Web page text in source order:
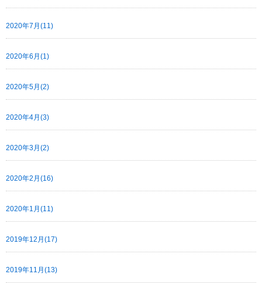
2020年7月(11)
2020年6月(1)
2020年5月(2)
2020年4月(3)
2020年3月(2)
2020年2月(16)
2020年1月(11)
2019年12月(17)
2019年11月(13)